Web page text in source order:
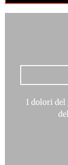
I dolori del